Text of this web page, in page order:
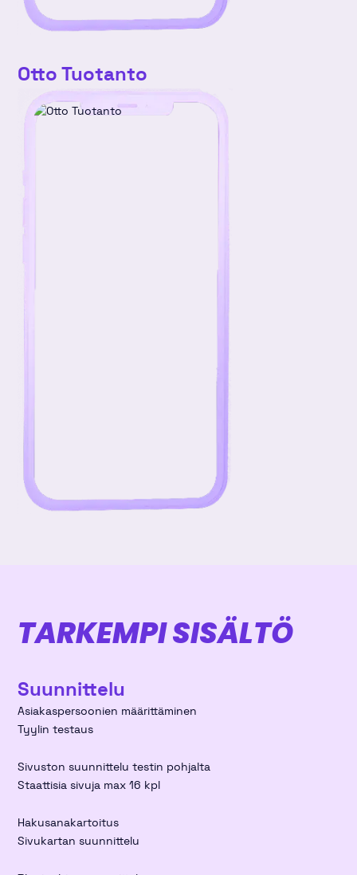
Otto Tuotanto
TARKEMPI SISÄLTÖ
Suunnittelu
Asiakaspersoonien määrittäminen
Tyylin testaus
Sivuston suunnittelu testin pohjalta
Staattisia sivuja max 16 kpl
Hakusanakartoitus
Sivukartan suunnittelu